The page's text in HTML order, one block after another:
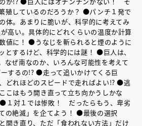
殖しているのだろうか？ ●パンチ１発で
体。あまりに脆いが、科学的に考えてみ
い。具体的にどれくらいの温度か計算
値に！ ●うなじを斬られると煙のように
するけど、科学的には謎！ ●巨人は、
なぜ南なのか、いろんな可能性を考えて
するの!? ●走って追いかけてくる巨
どれほどのスピードで走ればよい!? ●逃
こはもう開き直って立ち向かうしかな
１対１では惨敗！ だったらもう、卑劣
の絶滅」を企てよう！ ●最後の選択
き直り、ただ「食われない方法」だけ